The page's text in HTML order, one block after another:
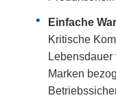
Einfache
Kritische
Marken